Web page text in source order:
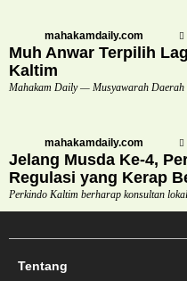
mahakamdaily.com
Muh Anwar Terpilih
Kaltim
Mahakam Daily — Musyawarah
mahakamdaily.com
Jelang Musda Ke-4,
Regulasi yang Kerap
Perkindo Kaltim berharap konsultan
Tentang